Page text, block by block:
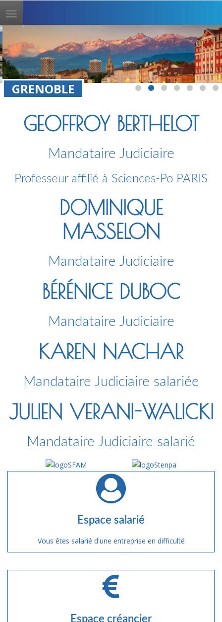
Toggle
navigation
GRENOBLE
GEOFFROY BERTHELOT
Mandataire Judiciaire
Professeur affilié à Sciences-Po PARIS
DOMINIQUE
MASSELON
Mandataire Judiciaire
BÉRÉNICE DUBOC
Mandataire Judiciaire
KAREN NACHAR
Mandataire Judiciaire salariée
JULIEN VERANI-WALICKI
Mandataire Judiciaire salarié
Espace salarié
Vous êtes salarié d'une entreprise en difficulté
Espace créancier